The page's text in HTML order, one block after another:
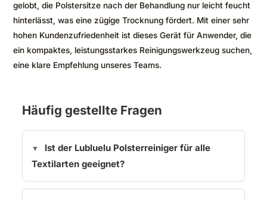
gelobt, die Polstersitze nach der Behandlung nur leicht feucht
hinterlässt, was eine zügige Trocknung fördert. Mit einer sehr
hohen Kundenzufriedenheit ist dieses Gerät für Anwender, die
ein kompaktes, leistungsstarkes Reinigungswerkzeug suchen,
eine klare Empfehlung unseres Teams.
Häufig gestellte Fragen
Ist der Lubluelu Polsterreiniger für alle
Textilarten geeignet?